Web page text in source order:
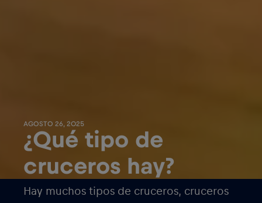
AGOSTO 26, 2025
¿Qué tipo de
cruceros hay?
Hay muchos tipos de cruceros, cruceros